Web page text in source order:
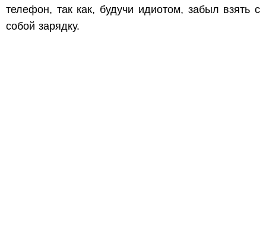
телефон, так как, будучи идиотом, забыл взять с
собой зарядку.